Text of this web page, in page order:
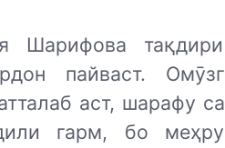
Шарифова
пайваст.
аст, шарафу
гарм, бо